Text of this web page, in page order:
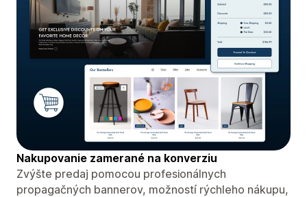
Nakupovanie zamerané na konverziu
Zvýšte predaj pomocou profesionálnych
propagačných bannerov, možností rýchleho nákupu,